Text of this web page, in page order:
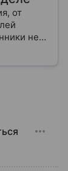
от
не